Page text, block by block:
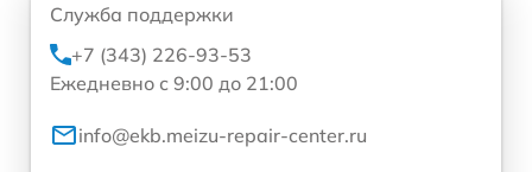
Служба поддержки
+7 (343) 226-93-53
Ежедневно с 9:00 до 21:00
info@ekb.meizu-repair-center.ru